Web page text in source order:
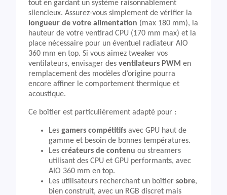
tout en gardant un système raisonnablement
silencieux. Assurez-vous simplement de vérifier la
longueur de votre alimentation (max 180 mm), la
hauteur de votre ventirad CPU (170 mm max) et la
place nécessaire pour un éventuel radiateur AIO
360 mm en top. Si vous aimez tweaker vos
ventilateurs, envisager des ventilateurs PWM en
remplacement des modèles d’origine pourra
encore affiner le comportement thermique et
acoustique.
Ce boîtier est particulièrement adapté pour :
Les gamers compétitifs avec GPU haut de
gamme et besoin de bonnes températures.
Les créateurs de contenu ou streamers
utilisant des CPU et GPU performants, avec
AIO 360 mm en top.
Les utilisateurs recherchant un boîtier sobre,
bien construit, avec un RGB discret mais